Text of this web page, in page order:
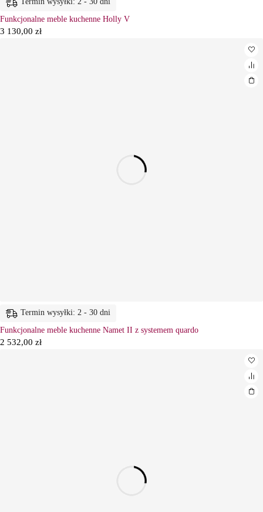
Funkcjonalne meble kuchenne Holly V
3 130,00 zł
Termin wysyłki: 2 - 30 dni
Funkcjonalne meble kuchenne Namet II z systemem quardo
2 532,00 zł